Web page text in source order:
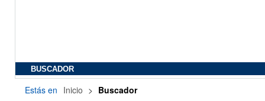
BUSCADOR
Estás en Inicio > Buscador